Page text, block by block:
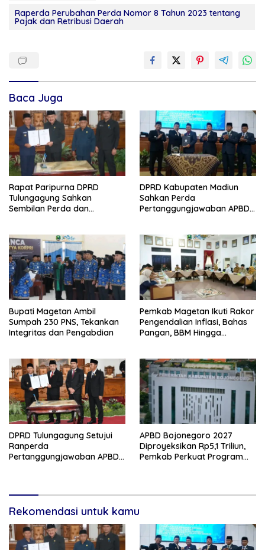
Raperda Perubahan Perda Nomor 8 Tahun 2023 tentang
Pajak dan Retribusi Daerah
Baca Juga
Rapat Paripurna DPRD
Tulungagung Sahkan
Sembilan Perda dan
DPRD Kabupaten Madiun
Sahkan Perda
Pertanggungjawaban APBD
Bupati Magetan Ambil
Sumpah 230 PNS, Tekankan
Integritas dan Pengabdian
Pemkab Magetan Ikuti Rakor
Pengendalian Inflasi, Bahas
Pangan, BBM Hingga
DPRD Tulungagung Setujui
Ranperda
Pertanggungjawaban APBD
APBD Bojonegoro 2027
Diproyeksikan Rp5,1 Triliun,
Pemkab Perkuat Program
Rekomendasi untuk kamu